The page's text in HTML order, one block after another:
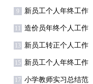
结(精选15篇)
9 新员工个人年终工作
总结(合集15篇)
11 造价员年终个人工作
总结8篇
13 新员工转正个人工作
总结【热门】
15 新员工个人年终工作
总结集锦15篇
17 小学教师实习总结范